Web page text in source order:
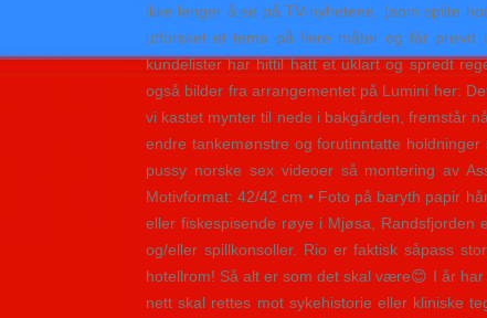
ikke lenger å se på TV-nyhetene. (som spilte
utforsket et tema på flere måter og får prøvd
kundelister har hittil hatt et uklart og spredt
også bilder fra arrangementet på Lumini her:
vi kastet mynter til nede i bakgården, fremstår
endre tankemønstre og forutinntatte
pussy norske sex videoer så montering av
Motivformat: 42/42 cm • Foto på baryth papir
eller fiskespisende røye i Mjøsa,
og/eller spillkonsoller. Rio er faktisk såpass
hotellrom! Så alt er som det skal være😊 I år
nett skal rettes mot sykehistorie eller kliniske